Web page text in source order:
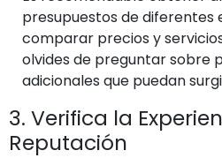
presupuestos de
comparar precios y
olvides de preguntar sobre
adicionales que puedan
3. Verifica la
Reputación